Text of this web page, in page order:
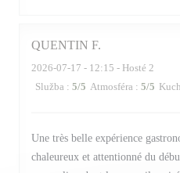
QUENTIN F
2026-07-17 - 12:15 - Hosté 2
Služba : 5/5 Atmosféra : 5/5
Une très belle expérience
chaleureux et attentionné du